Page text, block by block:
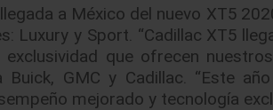
a México del nuevo XT5
Luxury y Sport. “Cadillac XT5
que ofrecen
Buick, GMC y Cadillac. “Este
mejorado y tecnología